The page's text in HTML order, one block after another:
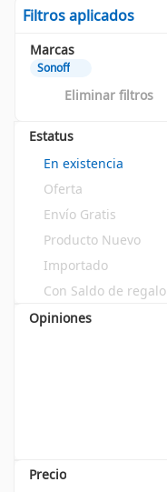
Filtros aplicados
Marcas
Sonoff
Eliminar filtros
Estatus
En existencia
Oferta
Envío Gratis
Producto Nuevo
Importado
Con Saldo de regalo
Opiniones
Precio